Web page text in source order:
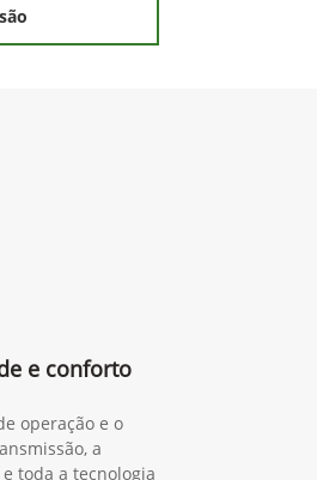
e conforto
operação e o
a
toda a tecnologia